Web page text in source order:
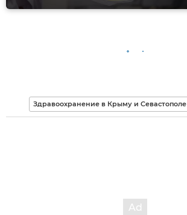
Здравоохранение в Крыму и Севастополе